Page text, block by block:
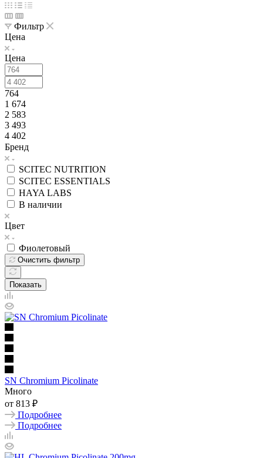
Фильтр
Цена
Цена
764
1 674
2 583
3 493
4 402
Бренд
SCITEC NUTRITION
SCITEC ESSENTIALS
HAYA LABS
В наличии
Цвет
Фиолетовый
Очистить фильтр
Показать
SN Chromium Picolinate
Много
от 813 ₽
Подробнее
Подробнее